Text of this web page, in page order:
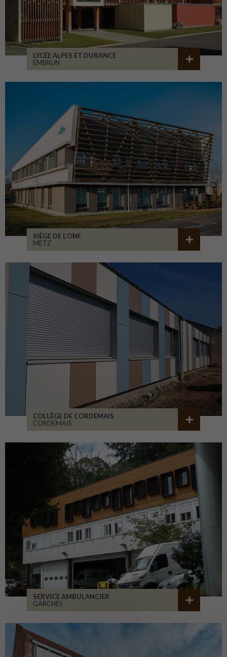
LYCÉE ALPES ET DURANCE
EMBRUN
SIÈGE DE L’ONF
METZ
COLLÈGE DE CORDEMAIS
CORDEMAIS
SERVICE AMBULANCIER
GARCHES